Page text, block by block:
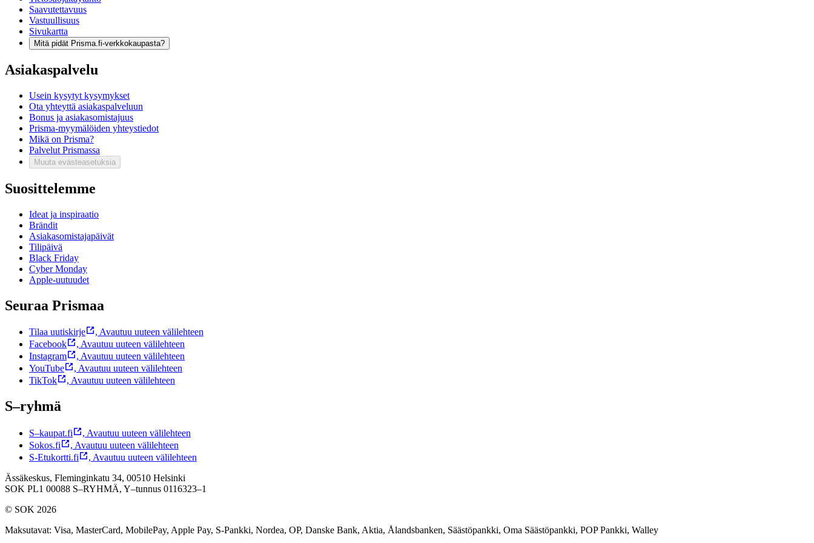
Saavutettavuus
Vastuullisuus
Sivukartta
Mitä pidät Prisma.fi-verkkokaupasta?
Asiakaspalvelu
Usein kysytyt kysymykset
Ota yhteyttä asiakaspalveluun
Bonus ja asiakasomistajuus
Prisma-myymälöiden yhteystiedot
Mikä on Prisma?
Palvelut Prismassa
Muuta evästeasetuksia
Suosittelemme
Ideat ja inspiraatio
Brändit
Asiakasomistajapäivät
Tilipäivä
Black Friday
Cyber Monday
Apple-uutuudet
Seuraa Prismaa
Tilaa uutiskirje , Avautuu uuteen välilehteen
Facebook
, Avautuu uuteen välilehteen
Instagram
, Avautuu uuteen välilehteen
YouTube
, Avautuu uuteen välilehteen
TikTok
, Avautuu uuteen välilehteen
S–ryhmä
S–kaupat.fi , Avautuu uuteen välilehteen
Sokos.fi
, Avautuu uuteen välilehteen
S-Etukortti.fi
, Avautuu uuteen välilehteen
Ässäkeskus, Fleminginkatu 34, 00510 Helsinki
SOK PL1 00088 S–RYHMÄ, Y–tunnus 0116323–1
© SOK 2026
Maksutavat: Visa, MasterCard, MobilePay, Apple Pay, S-Pankki, Nordea, OP, Danske Bank, Aktia, Ålandsbanken, Säästöpankki, Oma Säästöpankki, POP Pankki, Walley